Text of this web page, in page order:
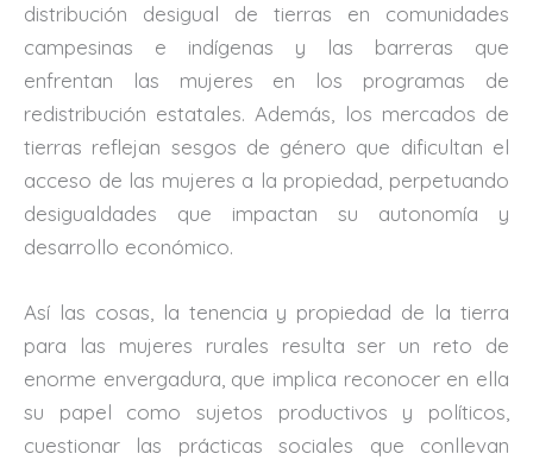
distribución desigual de tierras en comunidades
campesinas e indígenas y las barreras que
enfrentan las mujeres en los programas de
redistribución estatales. Además, los mercados de
tierras reflejan sesgos de género que dificultan el
acceso de las mujeres a la propiedad, perpetuando
desigualdades que impactan su autonomía y
desarrollo económico.
Así las cosas, la tenencia y propiedad de la tierra
para las mujeres rurales resulta ser un reto de
enorme envergadura, que implica reconocer en ella
su papel como sujetos productivos y políticos,
cuestionar las prácticas sociales que conllevan